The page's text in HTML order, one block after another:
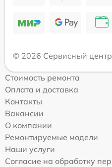
© 2026 Сервисный центр
Стоимость ремонта
Оплата и доставка
Контакты
Вакансии
О компании
Ремонтируемые модели
Наши услуги
Согласие на обработку